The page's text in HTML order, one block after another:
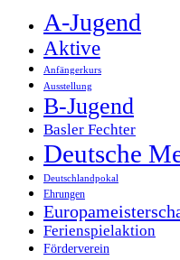
A-Jugend
Aktive
Anfängerkurs
Ausstellung
B-Jugend
Basler Fechter
Deutsche
Deutschlandpokal
Ehrungen
Ferienspielaktion
Förderverein